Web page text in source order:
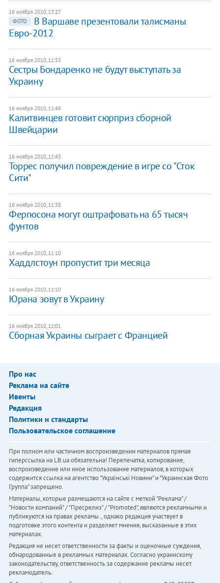
16 ноября 2010, 13:27
ФОТО
В Варшаве презентовали талисманы
Евро-2012
16 ноября 2010, 11:53
Сестры Бондаренко не будут выступать за
Украину
16 ноября 2010, 11:48
Калитвинцев готовит сюрприз сборной
Швейцарии
16 ноября 2010, 11:43
Торрес получил повреждение в игре со "Сток
Сити"
16 ноября 2010, 11:38
Фергюсона могут оштрафовать на 65 тысяч
фунтов
16 ноября 2010, 11:10
Хаддлстоун пропустит три месяца
16 ноября 2010, 11:10
Юрана зовут в Украину
16 ноября 2010, 11:01
Сборная Украины сыграет с Францией
Про нас
Реклама на сайте
Ивенты
Редакция
Политики и стандарты
Пользовательское соглашение
При полном или частичном воспроизведении материалов прямая
гиперссылка на LB.ua обязательна! Перепечатка, копирование,
воспроизведение или иное использование материалов, в которых
содержится ссылка на агентство "Українськi Новини" и "Украинская Фото
Группа" запрещено.
Материалы, которые размещаются на сайте с меткой "Реклама" /
"Новости компаний" / "Пресрелиз" / "Promoted", являются рекламными и
публикуются на правах рекламы. , однако редакция участвует в
подготовке этого контента и разделяет мнения, высказанные в этих
материалах.
Редакция не несет ответственности за факты и оценочные суждения,
обнародованные в рекламных материалах. Согласно украинскому
законодательству, ответственность за содержание рекламы несет
рекламодатель.